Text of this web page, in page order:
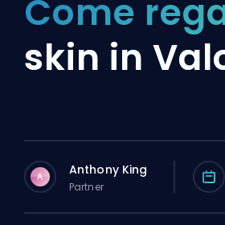
Come
skin in
A Anthony King
Partner